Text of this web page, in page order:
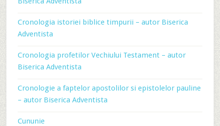
Cronologia istoriei biblice timpurii – autor Biserica
Adventista
Cronologia profetilor Vechiului Testament – autor
Biserica Adventista
Cronologie a faptelor apostolilor si epistolelor pauline
– autor Biserica Adventista
Cununie